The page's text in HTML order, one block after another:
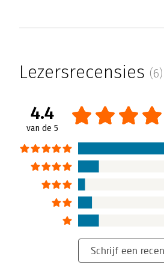
Musk Mania
deze man
Hans van der Loo
en banken in Musk
Lezersrecensies (6)
4.4
van de 5
Schrijf een